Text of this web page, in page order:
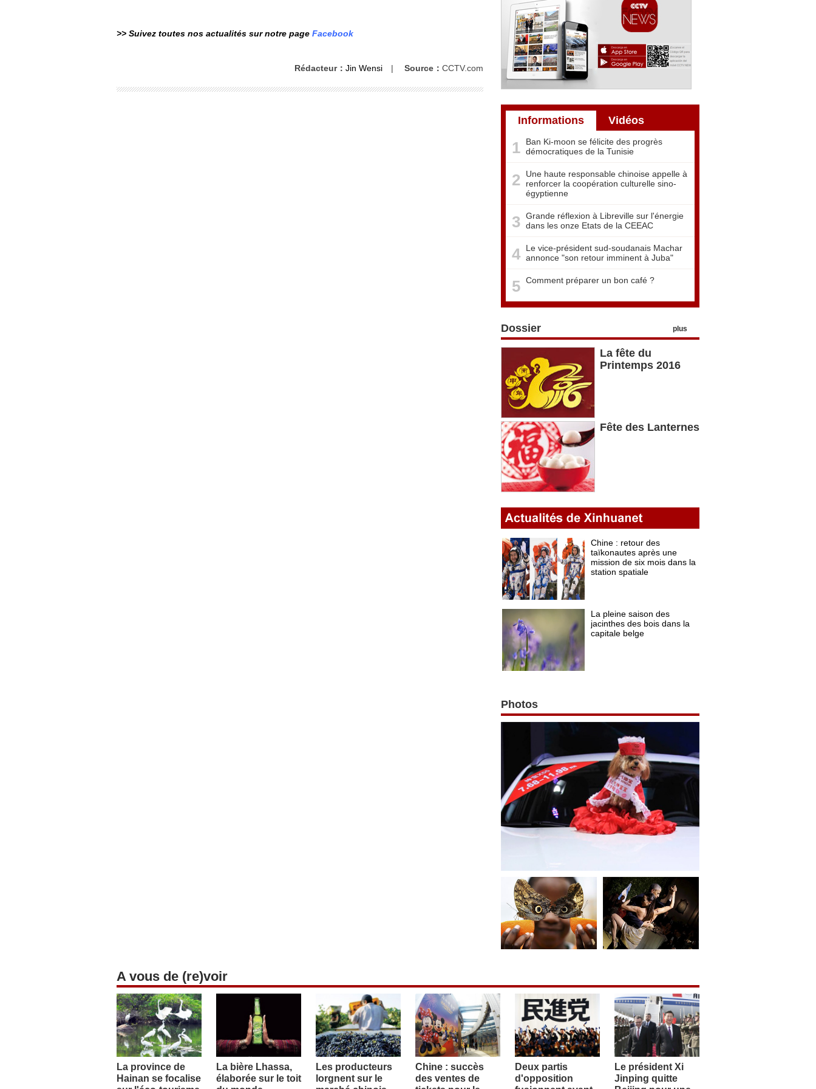
>> Suivez toutes nos actualités sur notre page Facebook
Rédacteur： Jin Wensi | Source： CCTV.com
Informations Vidéos
1
Ban Ki-moon se félicite des progrès
démocratiques de la Tunisie
2
Une haute responsable chinoise appelle à
renforcer la coopération culturelle sino-
égyptienne
3 Grande réflexion à Libreville sur l'énergie
dans les onze Etats de la CEEAC
4
Le vice-président sud-soudanais Machar
annonce "son retour imminent à Juba"
5 Comment préparer un bon café ?
Dossier plus
La fête du
Printemps 2016
Fête des Lanternes
Photos
A vous de (re)voir
La province de
Hainan se focalise
La bière Lhassa,
élaborée sur le toit
Les producteurs
lorgnent sur le
Chine : succès
des ventes de
Deux partis
d'opposition
Le président Xi
Jinping quitte